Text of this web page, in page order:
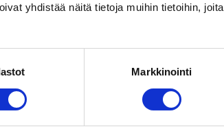
yhdistää näitä tietoja muihin tietoihin, joita
Markkinointi